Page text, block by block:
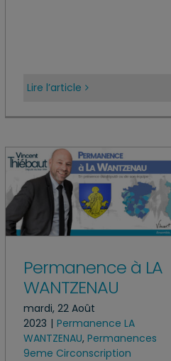
Lire l’article
Permanence à LA
WANTZENAU
mardi, 22 Août
2023 | Permanence LA
WANTZENAU, Permanences
9eme Circonscription